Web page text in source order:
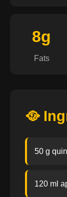
8g
Fats
🥘
50 g
120 ml